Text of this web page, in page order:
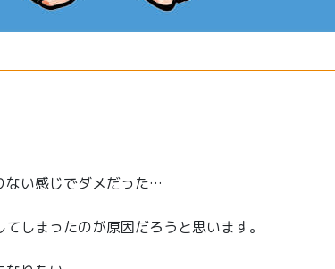
ない感じでダメだった…
しまったのが原因だろうと思います。